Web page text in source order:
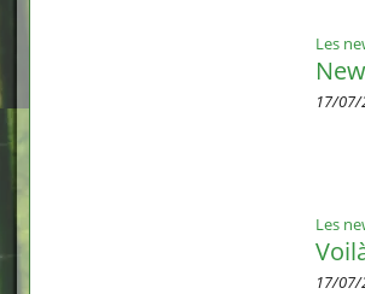
Les
17/07/
Les
17/07/